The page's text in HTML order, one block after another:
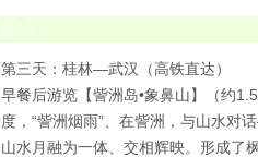
第3天
第三天：桂林—武汉（高铁直达）
早餐后游览【訾洲岛•象鼻山】（约
度，“訾洲烟雨”、在訾洲，与山水
山水月融为一体、交相辉映。形成了